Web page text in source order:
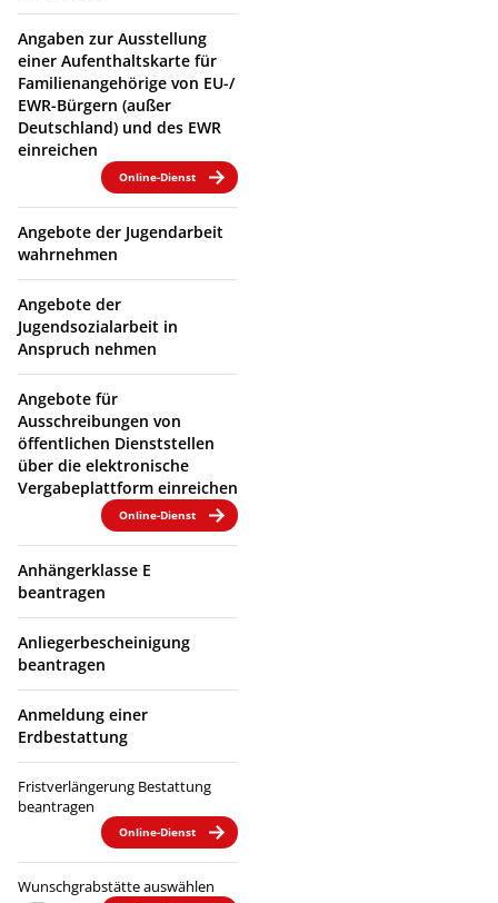
Angaben zur Ausstellung
einer Aufenthaltskarte für
Familienangehörige von EU-/
EWR-Bürgern (außer
Deutschland) und des EWR
einreichen
Online-Dienst
Angebote der Jugendarbeit
wahrnehmen
Angebote der
Jugendsozialarbeit in
Anspruch nehmen
Angebote für
Ausschreibungen von
öffentlichen Dienststellen
über die elektronische
Vergabeplattform einreichen
Online-Dienst
Anhängerklasse E
beantragen
Anliegerbescheinigung
beantragen
Anmeldung einer
Erdbestattung
Fristverlängerung Bestattung
beantragen
Online-Dienst
Wunschgrabstätte auswählen